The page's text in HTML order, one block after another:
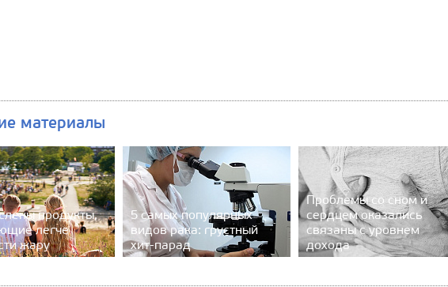
материалы
продукты,
легче
жару
5 самых популярных
видов рака: грустный
хит-парад
Проблемы со сном и
сердцем оказались
связаны с уровнем
дохода